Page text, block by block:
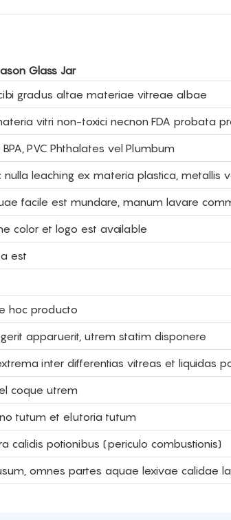
Glass Jar
gradus altae materiae vitreae albae
vitri non-toxici necnon FDA probata
PVC Phthalates vel Plumbum
nulla leaching ex materia plastica, metallis
facile est mundare, manum lavare
color et logo est available
est
hoc producto
apparuerit, utrem statim disponere
inter differentias vitreas et liquidas
coque utrem
tutum et elutoria tutum
calidis potionibus (periculo combustionis)
omnes partes aquae lexivae calidae